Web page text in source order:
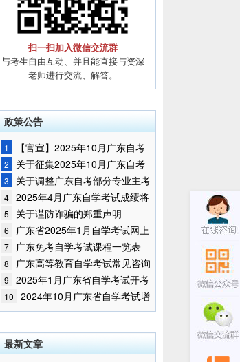
扫一扫加入微信交流群
与考生自由互动、并且能直接与资深
老师进行交流、解答。
政策公告
1
【官宣】2025年10月广东自考
报名时间通知
2
关于征集2025年10月广东自考
增加开考停考专业部分课程意向的
通告
3
关于调整广东自考部分专业主考
学校的通知
4 2025年4月广东自学考试成绩将
于5月9日公布
5 关于谨防诈骗的郑重声明
6
广东省2025年1月自学考试网上
报名报考须知
7 广东免考自学考试课程一览表
8
广东高等教育自学考试常见咨询
问题
9
2025年1月广东省自学考试开考
课程考试时间安排和使用教材的通
知
10
2024年10月广东省自学考试增
加一门开考课程的通告
最新文章